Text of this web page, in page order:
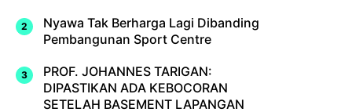
Nyawa Tak Berharga Lagi Dibanding
Pembangunan Sport Centre
PROF. JOHANNES TARIGAN:
DIPASTIKAN ADA KEBOCORAN
SETELAH BASEMENT LAPANGAN